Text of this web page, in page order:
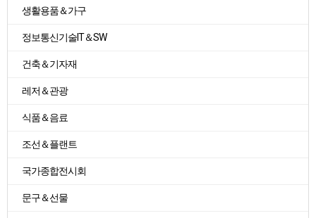
생활용품＆가구
정보통신기술IT＆SW
건축＆기자재
레저＆관광
식품＆음료
조선＆플랜트
국가종합전시회
문구＆선물